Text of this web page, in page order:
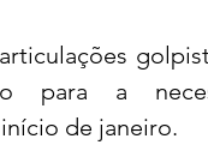
para a
de janeiro.